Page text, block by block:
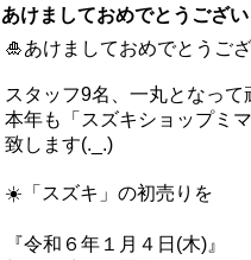
あけましておめでとうござ
🎍あけましておめでとうご
スタッフ9名、一丸となって
本年も「スズキショップミ
致します(._.)
☀️「スズキ」の初売りを
『令和６年１月４日(木)』